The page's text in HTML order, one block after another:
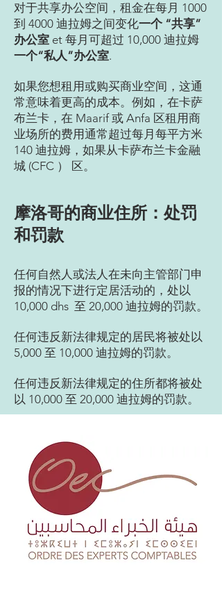
对于共享办公空间，租金在每月 1000
到 4000 迪拉姆之间变化一个 “共享”
办公室 et 每月可超过 10,000 迪拉姆
一个“私人”办公室.
如果您想租用或购买商业空间，这通
常意味着更高的成本。例如，在卡萨
布兰卡，在 Maarif 或 Anfa 区租用商
业场所的费用通常超过每月每平方米
140 迪拉姆，如果从卡萨布兰卡金融
城 (CFC ） 区。
摩洛哥的商业住所：处罚
和罚款
任何自然人或法人在未向主管部门申
报的情况下进行定居活动的，处以
10,000 dhs 至 20,000 迪拉姆的罚款。
任何违反新法律规定的居民将被处以
5,000 至 10,000 迪拉姆的罚款。
任何违反新法律规定的住所都将被处
以 10,000 至 20,000 迪拉姆的罚款。